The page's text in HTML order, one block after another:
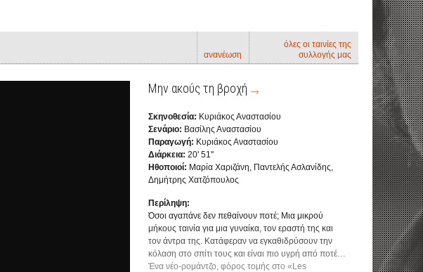
ανανέωση
όλες οι ταινίες της
συλλογής μας
Μην ακούς τη βροχή
Σκηνοθεσία: Κυριάκος Αναστασίου
Σενάριο: Βασίλης Αναστασίου
Παραγωγή: Κυριάκος Αναστασίου
Διάρκεια: 20' 51''
Ηθοποιοί: Μαρία Χαριζάνη, Παντελής Ασλανίδης,
Δημήτρης Χατζόπουλος
Περίληψη:
Όσοι αγαπάνε δεν πεθαίνουν ποτέ; Μια μικρού
μήκους ταινία για μια γυναίκα, τον εραστή της και
τον άντρα της. Κατάφεραν να εγκαθιδρύσουν την
κόλαση στο σπίτι τους και είναι πιο υγρή από ποτέ…
Ένα νέο-ρομάντζο, φόρος τομής στο «Les